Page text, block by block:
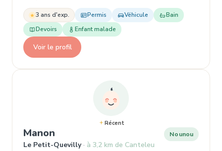
3 ans d'exp. Permis Véhicule
Bain
Devoirs
Enfant malade
Voir le profil
Récent
Manon , Nounou à Le Petit-Quevilly
Le Petit-Quevilly à 3,2 km de Canteleu
Nounou